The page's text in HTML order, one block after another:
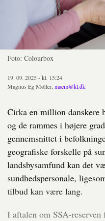
Foto: Colourbox
19. 09. 2025 - kl. 15:24
Magnus Eg Møller, maem@kl.dk
Cirka en million danskere
og de rammes i højere
gennemsnittet i
geografiske forskelle på
landsbysamfund kan det
sundhedspersonale,
tilbud kan være lang.
I aftalen om SSA-